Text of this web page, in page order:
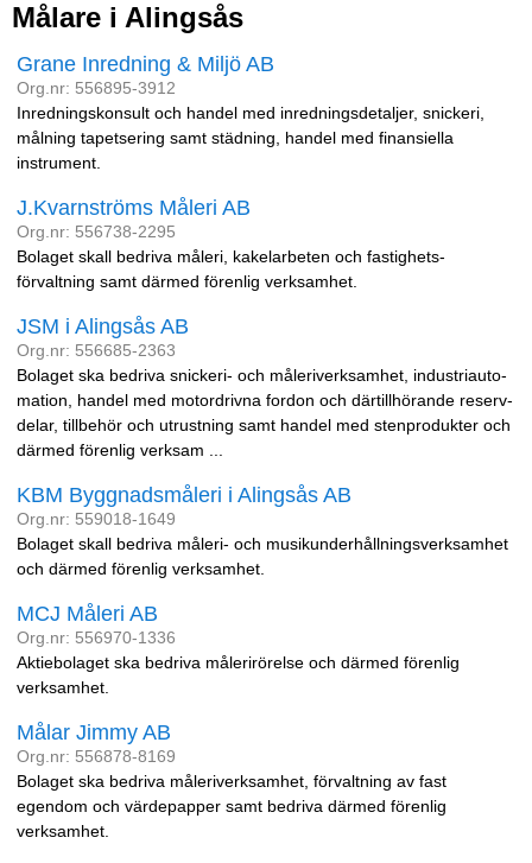
Målare i Alingsås
Grane Inredning & Miljö AB
Org.nr: 556895-3912
Inredningskonsult och handel med inredningsdetaljer, snickeri,
målning tapetsering samt städning, handel med finansiella
instrument.
J.Kvarnströms Måleri AB
Org.nr: 556738-2295
Bolaget skall bedriva måleri, kakelarbeten och fastighets-
förvaltning samt därmed förenlig verksamhet.
JSM i Alingsås AB
Org.nr: 556685-2363
Bolaget ska bedriva snickeri- och måleriverksamhet, industriauto-
mation, handel med motordrivna fordon och därtillhörande reserv-
delar, tillbehör och utrustning samt handel med stenprodukter och
därmed förenlig verksam ...
KBM Byggnadsmåleri i Alingsås AB
Org.nr: 559018-1649
Bolaget skall bedriva måleri- och musikunderhållningsverksamhet
och därmed förenlig verksamhet.
MCJ Måleri AB
Org.nr: 556970-1336
Aktiebolaget ska bedriva målerirörelse och därmed förenlig
verksamhet.
Målar Jimmy AB
Org.nr: 556878-8169
Bolaget ska bedriva måleriverksamhet, förvaltning av fast
egendom och värdepapper samt bedriva därmed förenlig
verksamhet.